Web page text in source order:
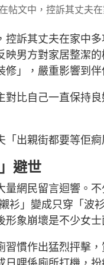
帖文中，控訴其丈夫
控訴其丈夫在家中
映男方對家居整潔
修」，嚴重影響到
對比自己一直保持
「出親街都要等佢
避世
量網民留言迴響。
衫」變成只穿「波
形象崩壞是不少女
習慣作出猛烈抨擊